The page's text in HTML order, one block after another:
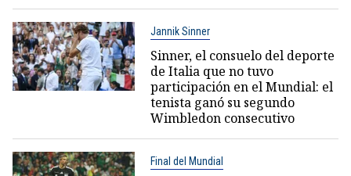
Jannik Sinner
Sinner, el consuelo del deporte
de Italia que no tuvo
participación en el Mundial: el
tenista ganó su segundo
Wimbledon consecutivo
Final del Mundial